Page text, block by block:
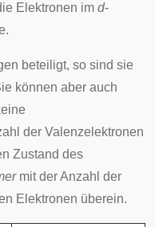
Elektronen im d-
beteiligt, so sind sie
können aber auch
der Valenzelektronen
Zustand des
mit der Anzahl der
Elektronen überein.